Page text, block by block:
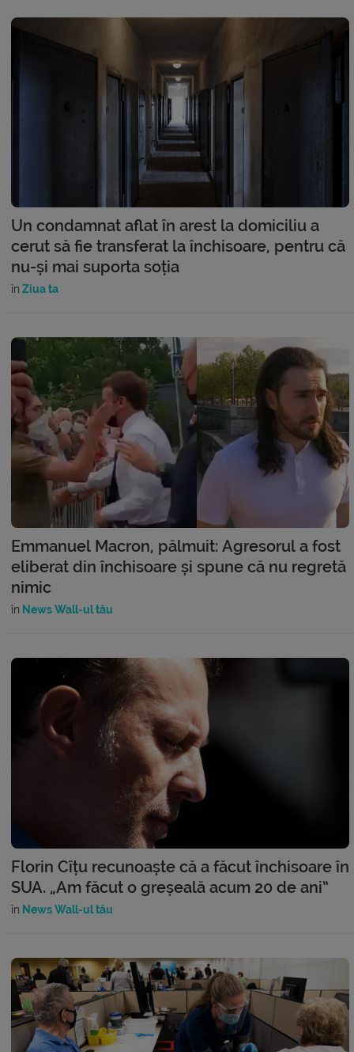
Un condamnat aflat în arest la domiciliu a
cerut să fie transferat la închisoare, pentru că
nu-și mai suporta soția
în Ziua ta
Emmanuel Macron, pălmuit: Agresorul a fost
eliberat din închisoare și spune că nu regretă
nimic
în News Wall-ul tău
Florin Cîțu recunoaște că a făcut închisoare în
SUA. „Am făcut o greșeală acum 20 de ani”
în News Wall-ul tău